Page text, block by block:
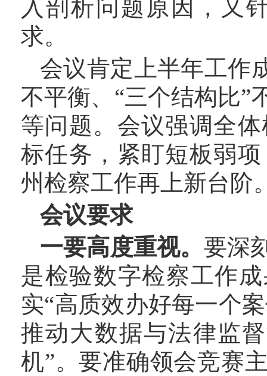
入剖析问题原因，又
求。
会议肯定上半年工作
不平衡、“三个结构比”
等问题。会议强调全
标任务，紧盯短板弱
州检察工作再上新台阶
会议要求
一要高度重视。 要深
是检验数字检察工作
实“高质效办好每一个
推动大数据与法律监
机”。要准确领会竞赛